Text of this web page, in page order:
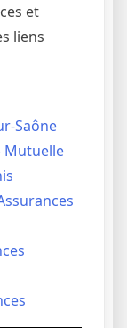
et
liens
Saône
Mutuelle